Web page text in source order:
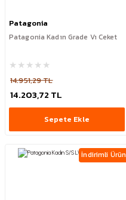
Patagonia
Patagonia Kadın Grade Vı Ceket
14.951,29 TL
14.203,72 TL
Sepete Ekle
İndirimli Ürün